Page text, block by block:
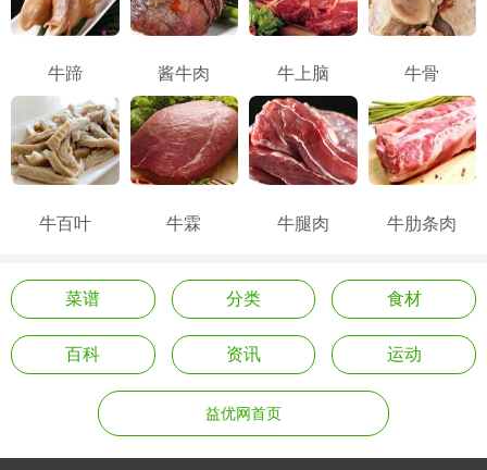
牛蹄 酱牛肉 牛上脑 牛骨
牛百叶 牛霖 牛腿肉 牛肋条肉
菜谱 分类 食材
百科 资讯 运动
益优网首页